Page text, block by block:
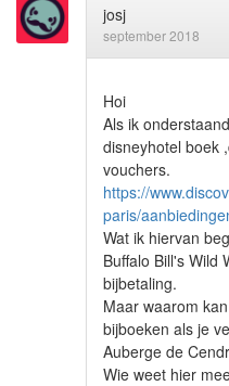
josj
september 2018
Hoi
Als ik
disneyhotel boek
vouchers.
https://
paris/
Wat ik hiervan
Buffalo Bill's Wild
bijbetaling.
Maar waarom
bijboeken als je
Auberge de
Wie weet hier